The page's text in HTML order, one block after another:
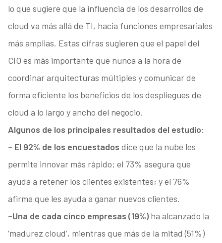
lo que sugiere que la influencia de los desarrollos de
cloud va más allá de TI, hacia funciones empresariales
más amplias. Estas cifras sugieren que el papel del
CIO es más importante que nunca a la hora de
coordinar arquitecturas múltiples y comunicar de
forma eficiente los beneficios de los despliegues de
cloud a lo largo y ancho del negocio.
Algunos de los principales resultados del estudio:
– El 92% de los encuestados dice que la nube les
permite innovar más rápido; el 73% asegura que
ayuda a retener los clientes existentes; y el 76%
afirma que les ayuda a ganar nuevos clientes.
–Una de cada cinco empresas (19%)ha alcanzado la
‘madurez cloud’, mientras que más de la mitad (51%)